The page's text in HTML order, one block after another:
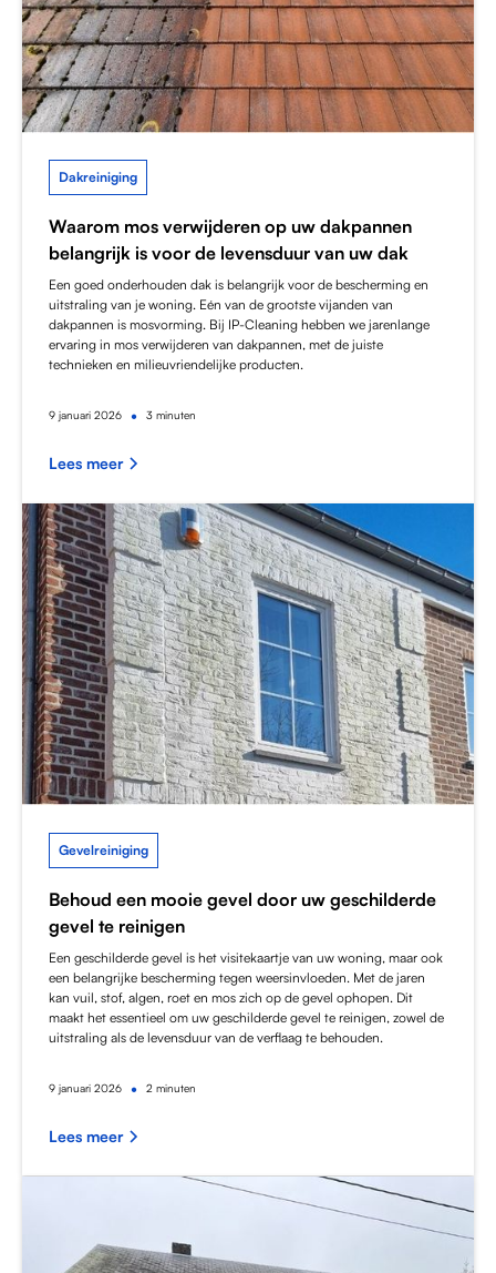
Dakreiniging
Waarom mos verwijderen op uw dakpannen
belangrijk is voor de levensduur van uw dak
Een goed onderhouden dak is belangrijk voor de bescherming en
uitstraling van je woning. Eén van de grootste vijanden van
dakpannen is mosvorming. Bij IP-Cleaning hebben we jarenlange
ervaring in mos verwijderen van dakpannen, met de juiste
technieken en milieuvriendelijke producten.
9 januari 2026 • 3 minuten
Lees meer
Gevelreiniging
Behoud een mooie gevel door uw geschilderde
gevel te reinigen
Een geschilderde gevel is het visitekaartje van uw woning, maar ook
een belangrijke bescherming tegen weersinvloeden. Met de jaren
kan vuil, stof, algen, roet en mos zich op de gevel ophopen. Dit
maakt het essentieel om uw geschilderde gevel te reinigen, zowel de
uitstraling als de levensduur van de verflaag te behouden.
9 januari 2026 • 2 minuten
Lees meer